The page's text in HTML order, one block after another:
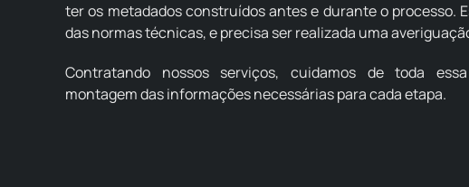
ter os metadados construídos antes e durante o processo.
das normas técnicas, e precisa ser realizada uma
Contratando nossos serviços, cuidamos de toda
montagem das informações necessárias para cada etapa.